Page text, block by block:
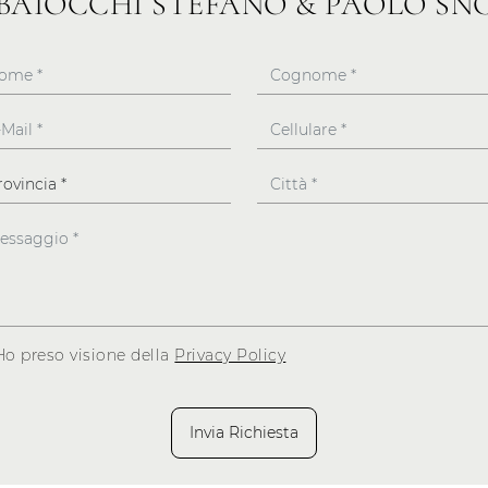
preso visione della Privacy Policy
Invia Richiesta